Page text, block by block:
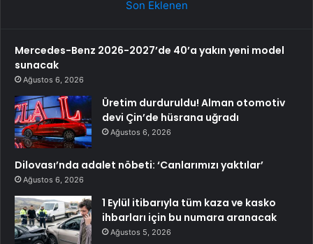
Son Eklenen
Mercedes-Benz 2026-2027’de 40’a yakın yeni model
sunacak
Ağustos 6, 2026
Üretim durduruldu! Alman otomotiv
devi Çin’de hüsrana uğradı
Ağustos 6, 2026
Dilovası’nda adalet nöbeti: ‘Canlarımızı yaktılar’
Ağustos 6, 2026
1 Eylül itibarıyla tüm kaza ve kasko
ihbarları için bu numara aranacak
Ağustos 5, 2026